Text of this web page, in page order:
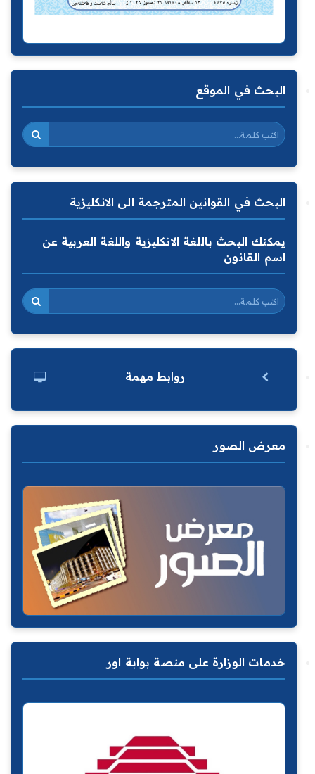
البحث في الموقع
البحث في القوانين المترجمة الى الانكليزية
يمكنك البحث باللغة الانكليزية واللغة العربية عن
اسم القانون
روابط مهمة
معرض الصور
خدمات الوزارة على منصة بوابة اور